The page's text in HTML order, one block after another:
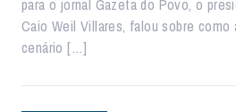
para o jornal Gazeta do Povo, o
Caio Weil Villares, falou sobre como
cenário […]